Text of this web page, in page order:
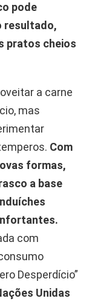
pode
resultado,
pratos cheios
a carne
mas
Com
formas,
a base
com
Desperdício”
Unidas